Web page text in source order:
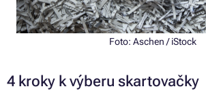
Foto: Aschen/ iStock
4 kroky kvýberu skartovačky